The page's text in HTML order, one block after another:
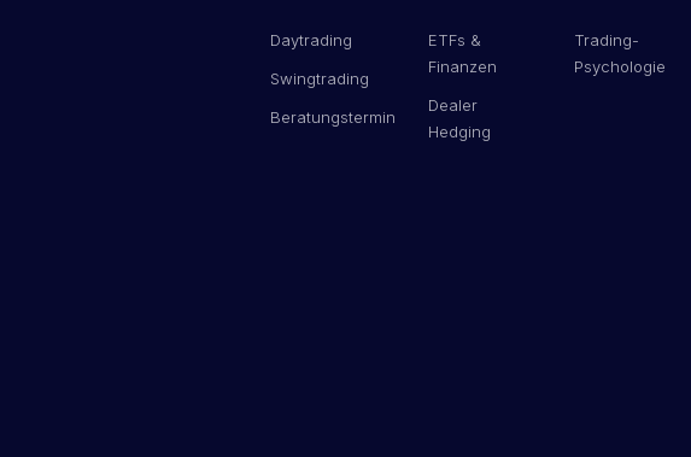
Daytrading
Swingtrading
Beratungstermin
ETFs &
Finanzen
Dealer
Hedging
Trading-
Psychologie